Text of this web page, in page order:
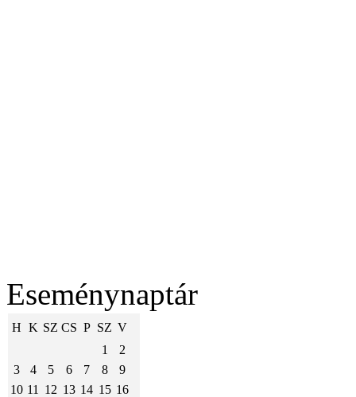
Eseménynaptár
H K SZ CS P SZ V
1
2
3
4 5 6 7 8
9
10 11 12 13 14 15 16